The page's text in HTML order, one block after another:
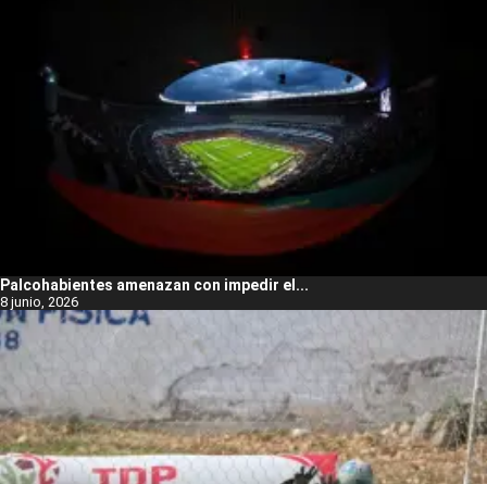
Palcohabientes amenazan con impedir el...
8 junio, 2026